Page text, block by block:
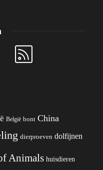
België bont China
dierproeven dolfijnen
Animals huisdieren